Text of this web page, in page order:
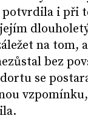
potvrdila i při
na tom,
bez
se